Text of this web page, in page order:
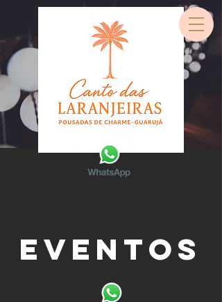
EVENTOS